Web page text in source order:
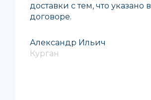
доставки с тем, что указано в
договоре.
Александр Ильич
Курган